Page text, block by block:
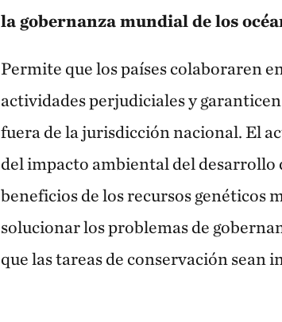
la gobernanza mundial de los
Permite que los países colaboraren
actividades perjudiciales y
fuera de la jurisdicción nacional. El
del impacto ambiental del desarrollo
beneficios de los recursos genéticos
solucionar los problemas de
que las tareas de conservación sean